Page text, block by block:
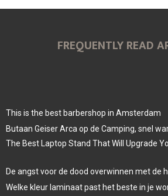
FREQUENTLY READ
This is the best barbershop in Amsterdam
Butaan Geiser Arca op de Camping, snel
The Best Laptop Stand That Will Upgrade
De angst voor de dood overwinnen met de
Welke kleur laminaat past het beste in je